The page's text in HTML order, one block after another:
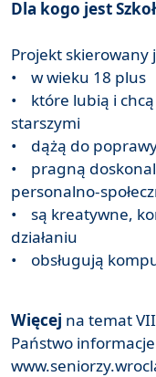
Dla kogo jest
Projekt skierowany
• w wieku 18 plus
• które lubią i chcą
starszymi
• dążą do
• pragną
personalno-
• są kreatywne,
działaniu
• obsługują
Więcej na temat
Państwo